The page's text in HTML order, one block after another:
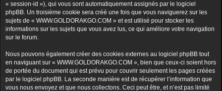
« session-id »), qui vous sont automatiquement assignés par le logiciel
phpBB. Un troisième cookie sera créé une fois que vous naviguerez sur les
sujets de « WWW.GOLDORAKGO.COM » et est utilisé pour stocker les
informations sur les sujets que vous avez lus, ce qui améliore votre navigation
sur le forum.
Nous pouvons également créer des cookies externes au logiciel phpBB tout
en naviguant sur « WWW.GOLDORAKGO.COM », bien que ceux-ci soient hors
de portée du document qui est prévu pour couvrir seulement les pages créées
par le logiciel phpBB. La seconde manière est de récupérer l’information que
vous nous envoyez et que nous collectons. Ceci peut être, et n’est pas limité